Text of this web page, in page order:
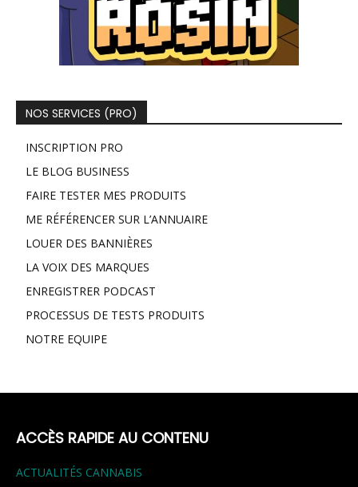
NOS SERVICES (PRO)
INSCRIPTION PRO
LE BLOG BUSINESS
FAIRE TESTER MES PRODUITS
ME RÉFÉRENCER SUR L’ANNUAIRE
LOUER DES BANNIÈRES
LA VOIX DES MARQUES
ENREGISTRER PODCAST
PROCESSUS DE TESTS PRODUITS
NOTRE EQUIPE
ACCÈS RAPIDE AU CONTENU
ACTUALITÉS CANNABIS